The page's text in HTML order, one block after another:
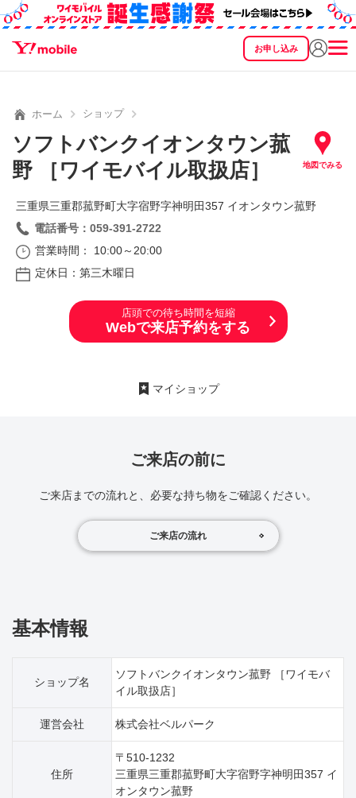
お申し込み
SEARCH
ホーム ショップ
ソフトバンクイオンタウン菰
野 ［ワイモバイル取扱店］
地図でみる
三重県三重郡菰野町大字宿野字神明田357 イオンタウン菰野
電話番号：059-391-2722
営業時間： 10:00～20:00
定休日：第三木曜日
店頭での待ち時間を短縮
Webで来店予約をする
マイショップ
ご来店の前に
ご来店までの流れと、必要な持ち物をご確認ください。
ご来店の流れ
基本情報
ショップ名
ソフトバンクイオンタウン菰野 ［ワイモバ
イル取扱店］
運営会社 株式会社ベルパーク
住所
〒510-1232
三重県三重郡菰野町大字宿野字神明田357 イ
オンタウン菰野